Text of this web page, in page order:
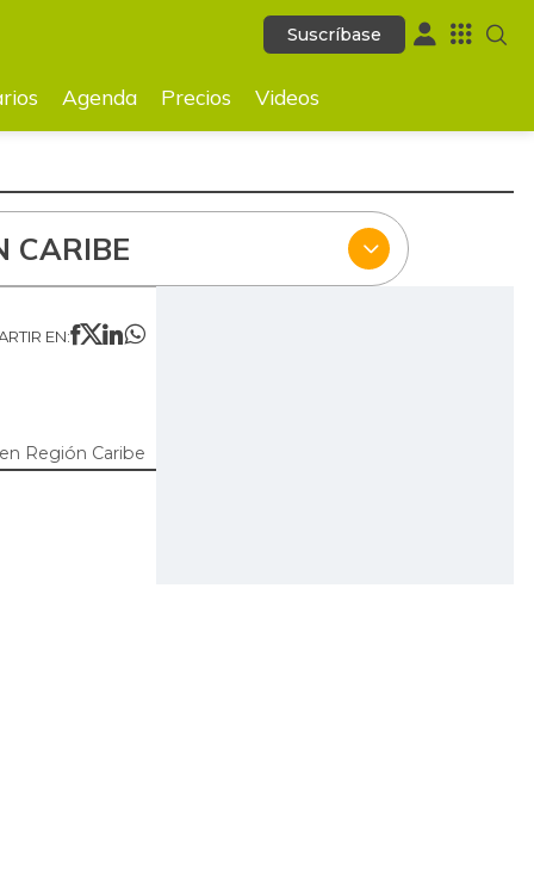
Suscríbase
Videos
Suscríbase
Agenda Precios Videos
CARIBE
EN:
Región Caribe